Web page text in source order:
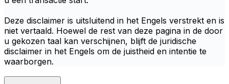
Deze disclaimer is uitsluitend in het Engels verstrekt en is
niet vertaald. Hoewel de rest van deze pagina in de door
u gekozen taal kan verschijnen, blijft de juridische
disclaimer in het Engels om de juistheid en intentie te
waarborgen.